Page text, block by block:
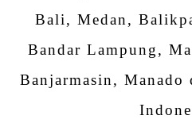
Bali, Medan,
Bandar Lampung,
Banjarmasin,